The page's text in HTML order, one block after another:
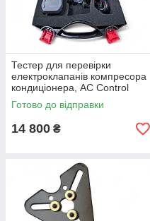
Тестер для перевірки
електроклапанів компресора
кондиціонера, AC Control
Valve Tester Denso Sanden Z
(10293)
Готово до відправки
14 800 ₴